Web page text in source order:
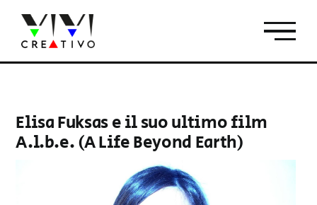
contenuto
Elisa Fuksas e il suo ultimo film
A.l.b.e. (A Life Beyond Earth)